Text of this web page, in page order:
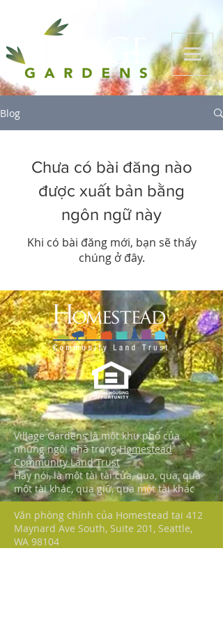
Blog
Chưa có bài đăng nào
được xuất bản bằng
ngôn ngữ này
Khi có bài đăng mới, bạn sẽ thấy
chúng ở đây.
Village Gardens là một khu phố của
những ngôi nhà trongHomestead
Community Land Trust
Hay nói, là một tài tài của, qua, qua, qua
một tài khác, qua giữ, qua một tài khác
Văn phòng chính của Homestead tại 412
Maynard Ave South, Suite 201, Seattle,
WA 98104